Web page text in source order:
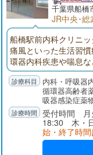
千葉県船橋
JR中央･
船橋駅前内科クリニッ
痛風といった生活習
環器内科疾患や喘息
ております。常に患
上を念頭においた医
内科・呼吸器
循環器高齢者
吸器感染症薬
受付時間 月
18:30 木・
始・終了時